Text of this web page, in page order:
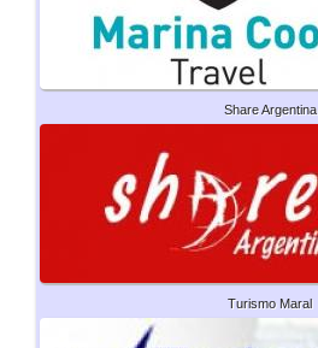
Share Argentina
Turismo Maral